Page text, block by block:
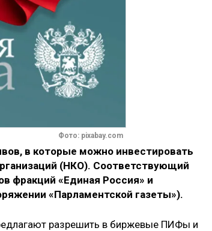
Фото: pixabay.com
в которые можно инвестировать
(НКО). Соответствующий
фракций «Единая Россия» и
«Парламентской газеты»).
разрешить в биржевые ПИФы и